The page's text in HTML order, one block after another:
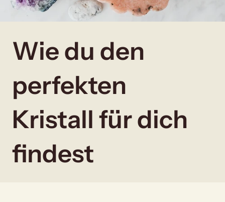
Wie du den
perfekten
Kristall für dich
findest